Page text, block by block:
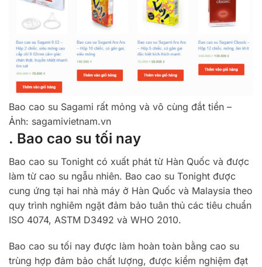
Bao cao su Sagami rất mỏng và vô cùng đắt tiền –
Ảnh: sagamivietnam.vn
. Bao cao su tối nay
Bao cao su Tonight có xuất phát từ Hàn Quốc và được
làm từ cao su ngẫu nhiên. Bao cao su Tonight được
cung ứng tại hai nhà máy ở Hàn Quốc và Malaysia theo
quy trình nghiêm ngặt đảm bảo tuân thủ các tiêu chuẩn
ISO 4074, ASTM D3492 và WHO 2010.
Bao cao su tối nay được làm hoàn toàn bằng cao su
trùng hợp đảm bảo chất lượng, được kiểm nghiệm đạt